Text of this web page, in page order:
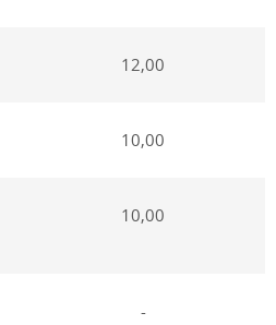
12,00
10,00
10,00
-